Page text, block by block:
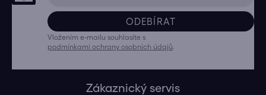
ODEBÍRAT
Vložením e-mailu souhlasíte s
podmínkami ochrany osobních údajů
Zákaznický servis